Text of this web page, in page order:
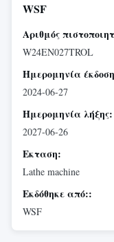
WSF
Αριθμός
W24EN027TROL
Ημερομηνία
2024-06-27
Ημερομηνία λήξης:
2027-06-26
Εκταση:
Lathe machine
Εκδόθηκε από::
WSF